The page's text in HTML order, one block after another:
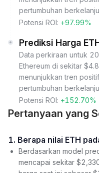
pertumbuhan
Potensi ROI: +97.99%
Prediksi Harga
Data perkiraan untuk
Ethereum di sekitar
menunjukkan tren
pertumbuhan
Potensi ROI: +152.70%
Pertanyaan yang
1. Berapa nilai ETH
Berdasarkan model
mencapai sekitar